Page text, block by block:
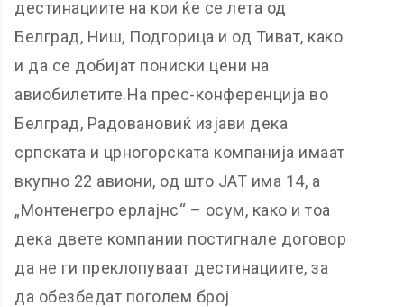
дестинациите на кои ќе се лета од
Белград, Ниш, Подгорица и од Тиват, како
и да се добијат пониски цени на
авиобилетите.На прес-конференција во
Белград, Радовановиќ изјави дека
српската и црногорската компанија имаат
вкупно 22 авиони, од што ЈАТ има 14, а
„Монтенегро ерлајнс“ – осум, како и тоа
дека двете компании постигнале договор
да не ги преклопуваат дестинациите, за
да обезбедат поголем број